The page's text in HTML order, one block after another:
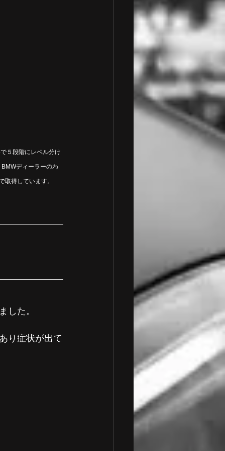
５段階にレベル分け
ディーラーのわ
得しています。
した。
り症状が出て